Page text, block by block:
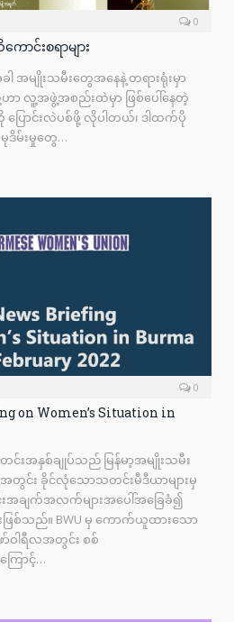
0
ာင်းစရာများ
အမျိုးသမီးတွေအနေနဲ့ တရားရုံးမှာ
ာ လူ့အဖွဲ့အစည်းထဲမှာ ဖြစ်ပေါ်နေတဲ့
ောင်းလဲပစ်ဖို့ လိုပါတယ်၊ ဒါထက်ပို
ဒိမ်းမှုတွေ…
0
on Women’s Situation in
င်းအနှစ်ချုပ်သည် မြန်မာ့အမျိုးသမီး
လအတွင်း ခိုင်လုံသောသတင်းမီဒီယာများမှ
အချက်အလက်များအပေါ်အခြေခံ၍
ဖြစ်သည်။ BWU မှ ကောက်ယူထားသော
ဝါရီလအတွင်း စစ်
ြောင့်…